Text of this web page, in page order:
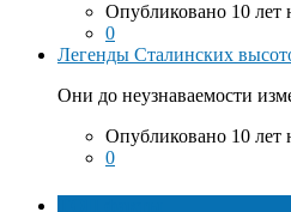
Опубликовано 10 лет
0
Легенды Сталинских
Они до неузнаваемости
Опубликовано 10 лет
0